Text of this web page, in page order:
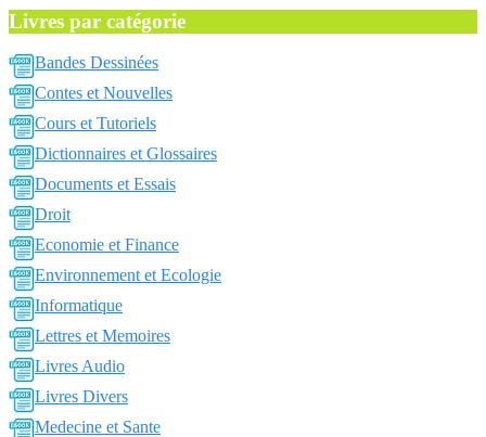
Livres par catégorie
Bandes Dessinées
Contes et Nouvelles
Cours et Tutoriels
Dictionnaires et Glossaires
Documents et Essais
Droit
Economie et Finance
Environnement et Ecologie
Informatique
Lettres et Memoires
Livres Audio
Livres Divers
Medecine et Sante